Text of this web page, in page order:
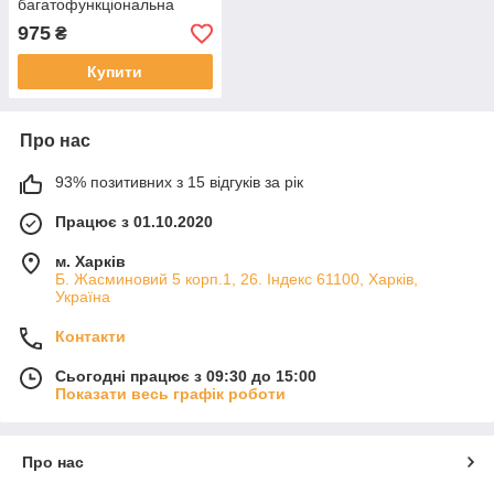
багатофункціональна
975 ₴
Купити
Про нас
93% позитивних з 15 відгуків за рік
Працює з 01.10.2020
м. Харків
Б. Жасминовий 5 корп.1, 26. Індекс 61100, Харків,
Україна
Контакти
Сьогодні працює з 09:30 до 15:00
Показати весь графік роботи
Про нас